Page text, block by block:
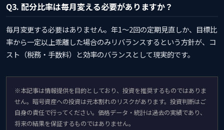
Q3. 配分比率は毎月変える必要がありますか？
毎月変更する必要はありません。年1〜2回の定期見直しか、目標比
率から一定以上乖離した場合のみリバランスするという方針が、コ
スト（税務・手数料）と効率のバランスとして現実的です。
※本記事は情報提供を目的としており、投資を推奨するものではありま
せん。暗号資産への投資は元本割れのリスクがあります。投資判断はご
自身の責任で行ってください。価格データ・統計は過去の実績であり、
将来の結果を保証するものではありません。